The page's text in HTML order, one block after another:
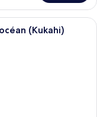
avec un canapé
(Kukahi)